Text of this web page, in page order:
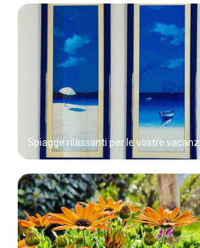
Spiagge rilassanti per le vostre vacanze